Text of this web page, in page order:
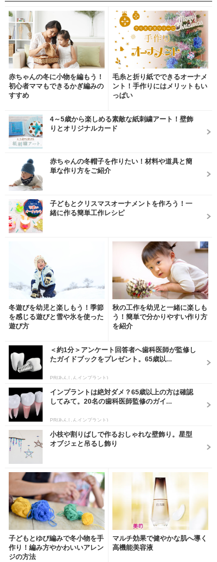
赤ちゃんの冬に小物を編もう！
初心者ママもできるかぎ編みの
すすめ
毛糸と折り紙でできるオーナメ
ント！手作りにはメリットもい
っぱい
4～5歳から楽しめる素敵な紙刺繍アート！壁飾
りとオリジナルカード
赤ちゃんの冬帽子を作りたい！材料や道具と簡
単な作り方をご紹介
子どもとクリスマスオーナメントを作ろう！一
緒に作る簡単工作レシピ
冬遊びを幼児と楽しもう！季節
を感じる遊びと雪や氷を使った
遊び方
秋の工作を幼児と一緒に楽しも
う！簡単で分かりやすい作り方
を紹介
＜約1分＞アンケート回答者へ歯科医師が監修し
たガイドブックをプレゼント。65歳以...
PR(あんしんインプラント)
インプラントは絶対ダメ？65歳以上の方は確認
してみて。20名の歯科医師監修のガイ...
PR(あんしんインプラント)
小枝や割りばしで作るおしゃれな壁飾り。星型
オブジェと吊るし飾り
子どもとゆび編みで冬小物を手
作り！編み方やかわいいアレン
ジの方法
マルチ効果で健やかな肌へ導く
高機能美容液